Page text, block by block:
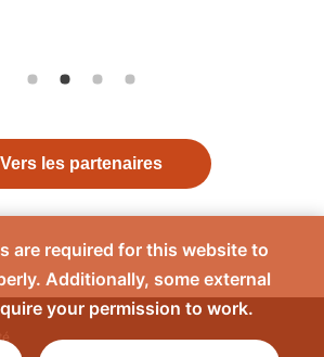
Vers les partenaires
are required for this website to
Additionally, some external
your permission to work.